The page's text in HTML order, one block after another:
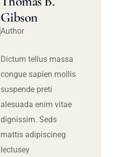
Gibson
Author
Dictum tellus massa
congue sapien mollis
suspende preti
alesuada enim vitae
dignissim. Seds
mattis adipiscineg
lectusey